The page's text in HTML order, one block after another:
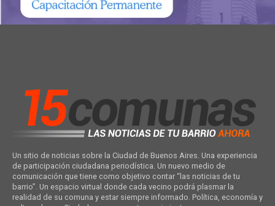
Un sitio de noticias sobre la Ciudad de Buenos Aires. Una experiencia
de participación ciudadana periodística. Un nuevo medio de
comunicación que tiene como objetivo contar “las noticias de tu
barrio”. Un espacio virtual donde cada vecino podrá plasmar la
realidad de su comuna y estar siempre informado. Política, economía y